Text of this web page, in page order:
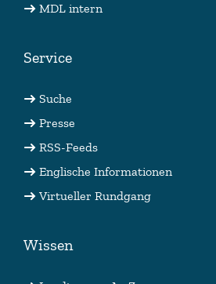
MDL intern
Service
Suche
Presse
RSS-Feeds
Englische Informationen
Virtueller Rundgang
Wissen